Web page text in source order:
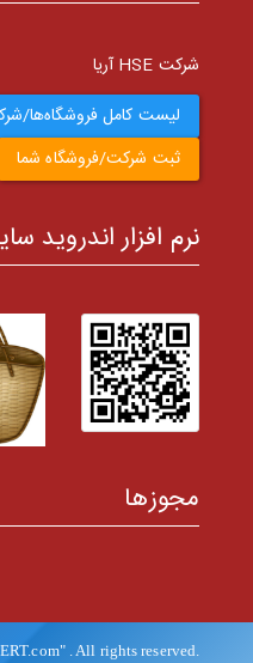
شرکت HSE آریا
لیست کامل فروشگاه‌ها/
ثبت شرکت/فروشگاه شما
نرم افزار اندروید
مجوزها
. All rights reserved.